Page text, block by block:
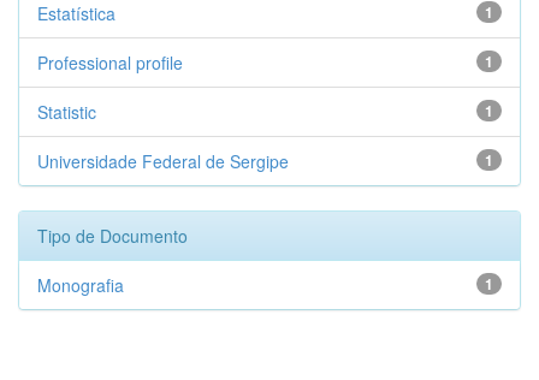
1
Estatística
1
Professional profile
1
Statistic
1
Universidade Federal de Sergipe
Tipo de Documento
1
Monografia